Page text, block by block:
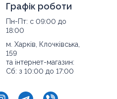
Графік роботи
Пн-Пт: с 09:00 до
18:00
м. Харків, Клочківська,
159
та інтернет-магазин:
Сб: з 10:00 до 17:00